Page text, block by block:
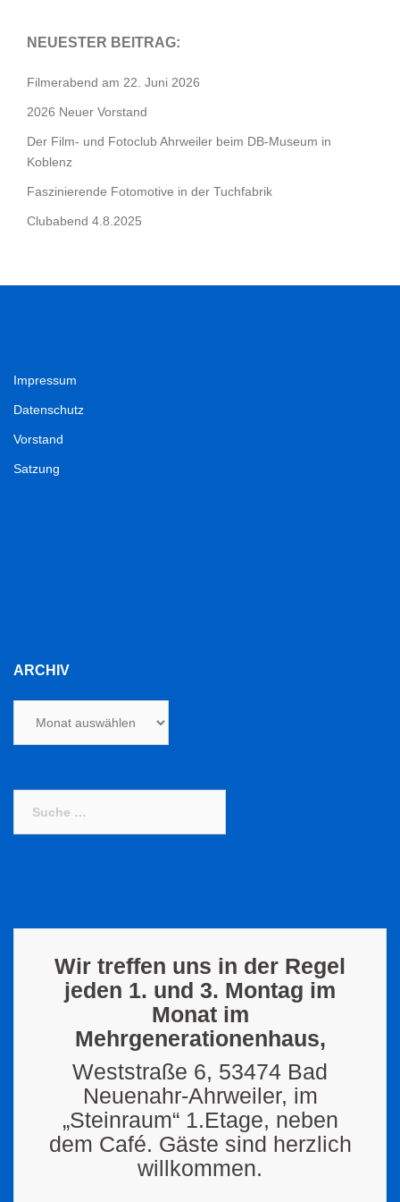
NEUESTER BEITRAG:
Filmerabend am 22. Juni 2026
2026 Neuer Vorstand
Der Film- und Fotoclub Ahrweiler beim DB-Museum in
Koblenz
Faszinierende Fotomotive in der Tuchfabrik
Clubabend 4.8.2025
Impressum
Datenschutz
Vorstand
Satzung
ARCHIV
nach:
Wir treffen uns in der Regel
jeden 1. und 3. Montag im
Monat im
Mehrgenerationenhaus,
Weststraße 6, 53474 Bad
Neuenahr-Ahrweiler, im
„Steinraum“ 1.Etage, neben
dem Café. Gäste sind herzlich
willkommen.